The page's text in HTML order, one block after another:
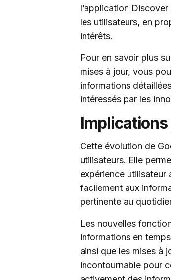
l’application
les utilisateurs, en
intérêts.
Pour en savoir plus
mises à jour, vous
informations
intéressés par les
Cette évolution de
utilisateurs. Elle
expérience utilisateur
facilement aux
pertinente au
Les nouvelles
informations en
ainsi que les mises à
incontournable pour